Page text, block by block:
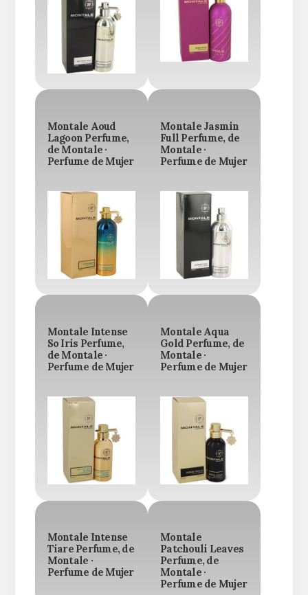
Montale Aoud
Lagoon Perfume,
de Montale ·
Perfume de Mujer
Montale Jasmin
Full Perfume, de
Montale ·
Perfume de Mujer
Montale Intense
So Iris Perfume,
de Montale ·
Perfume de Mujer
Montale Aqua
Gold Perfume, de
Montale ·
Perfume de Mujer
Montale Intense
Tiare Perfume, de
Montale ·
Perfume de Mujer
Montale
Patchouli Leaves
Perfume, de
Montale ·
Perfume de Mujer